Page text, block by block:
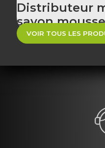
Distributeur
savon
VOIR TOUS LES